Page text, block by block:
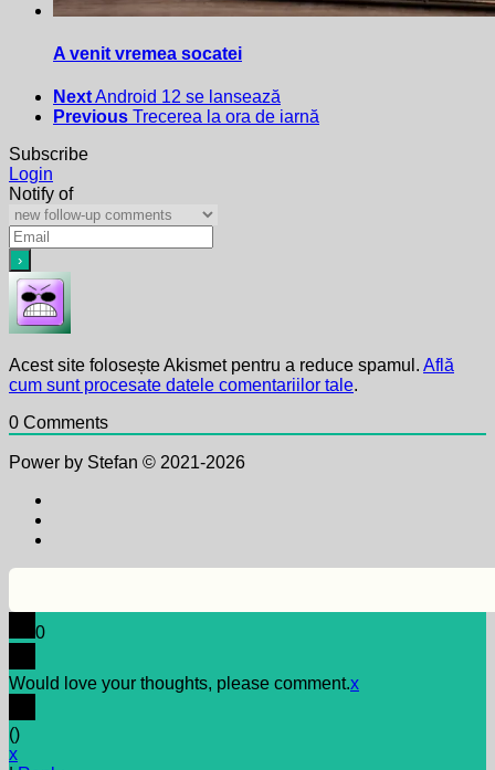
A venit vremea socatei
NextAndroid 12 se lansează
Previous Trecerea la ora de iarnă
Subscribe
Login
Notify of
Acest site folosește Akismet pentru a reduce spamul. Află
cum sunt procesate datele comentariilor tale.
0 Comments
Power by Stefan © 2021-2026
0
Would love your thoughts, please comment.x
()
x